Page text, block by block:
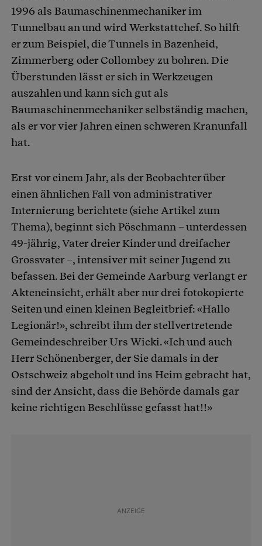
1996 als Baumaschinenmechaniker im
Tunnelbau an und wird Werkstattchef. So hilft
er zum Beispiel, die Tunnels in Bazenheid,
Zimmerberg oder Collombey zu bohren. Die
Überstunden lässt er sich in Werkzeugen
auszahlen und kann sich gut als
Baumaschinenmechaniker selbständig machen,
als er vor vier Jahren einen schweren Kranunfall
hat.
Erst vor einem Jahr, als der Beobachter über
einen ähnlichen Fall von administrativer
Internierung berichtete (siehe Artikel zum
Thema), beginnt sich Pöschmann – unterdessen
49-jährig, Vater dreier Kinder und dreifacher
Grossvater –, intensiver mit seiner Jugend zu
befassen. Bei der Gemeinde Aarburg verlangt er
Akteneinsicht, erhält aber nur drei fotokopierte
Seiten und einen kleinen Begleitbrief: «Hallo
Legionär!», schreibt ihm der stellvertretende
Gemeindeschreiber Urs Wicki. «Ich und auch
Herr Schönenberger, der Sie damals in der
Ostschweiz abgeholt und ins Heim gebracht hat,
sind der Ansicht, dass die Behörde damals gar
keine richtigen Beschlüsse gefasst hat!!»